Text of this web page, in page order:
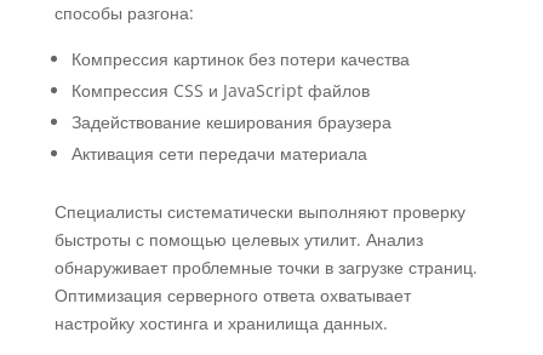
способы разгона:
Компрессия картинок без потери качества
Компрессия CSS и JavaScript файлов
Задействование кеширования браузера
Активация сети передачи материала
Специалисты систематически выполняют проверку
быстроты с помощью целевых утилит. Анализ
обнаруживает проблемные точки в загрузке страниц.
Оптимизация серверного ответа охватывает
настройку хостинга и хранилища данных.